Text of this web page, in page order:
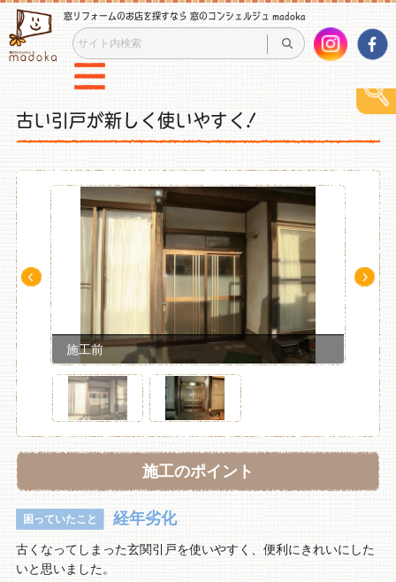
窓リフォームのお店を探すなら 窓のコンシェルジュ madoka
古い引戸が新しく使いやすく!
施工前
施工のポイント
困っていたこと 経年劣化
古くなってしまった玄関引戸を使いやすく、便利にきれいにした
いと思いました。